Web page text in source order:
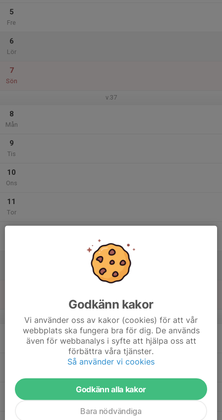
5
Fre
6
Lör
7
Sön
v.37
8
Mån
9
Tis
10
Ons
11
Tor
v.38
17
Godkänn kakor
Vi använder oss av kakor (cookies) för att vår
webbplats ska fungera bra för dig. De används
även för webbanalys i syfte att hjälpa oss att
förbättra våra tjänster.
Så använder vi cookies
Godkänn alla kakor
Bara nödvändiga